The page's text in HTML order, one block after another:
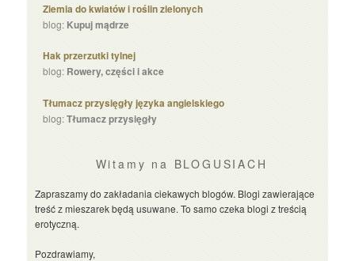
Ziemia do kwiatów i roślin zielonych
blog:Kupuj mądrze
Hak przerzutki tylnej
blog: Rowery, części i akce
Tłumacz przysięgły języka angielskiego
blog:Tłumacz przysięgły
Witamy na BLOGUSIACH
Zapraszamy do zakładania ciekawych blogów. Blogi zawierające
treść z mieszarek będą usuwane. To samo czeka blogi z treścią
erotyczną.
Pozdrawiamy,